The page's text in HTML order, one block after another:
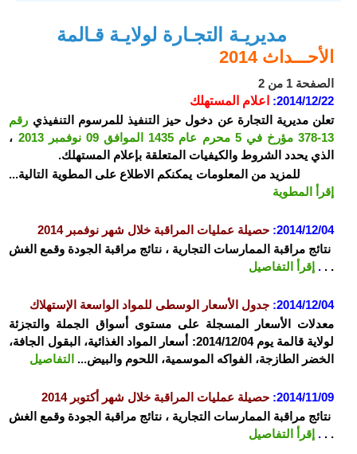
مديريـة التجـارة لولايـة قـالمة
الأحـــداث 2014
الصفحة 1 من 2
2014/12/22:
اعلام المستهلك
تعلن مديرية التجارة عن دخول حيز التنفيذ للمرسوم التنفيذي رقم
13-378 مؤرخ في 5 محرم عام 1435 الموافق 09 نوفمبر 2013
،
الذي يحدد الشروط والكيفيات المتعلقة بإعلام المستهلك.
للمزيد من المعلومات يمكنكم الاطلاع على المطوية التالية...
إقرأ المطوية
2014/12/04: حصيلة عمليات المراقبة خلال شهر نوفمبر 2014
نتائج مراقبة الممارسات التجارية ، نتائج مراقبة الجودة وقمع الغش
. .
. إقرأ التفاصيل
2014/12/04
: جدول الأسعار الوسطى للمواد الواسعة الإستهلاك
معدلات الأسعار المسجلة على مستوى أسواق الجملة والتجزئة
لولاية قالمة يوم 2014/12/04: أسعار المواد الغذائية، البقول الجافة،
الخضر الطازجة، الفواكه الموسمية، اللحوم والبيض... التفاصيل
2014/11/09: حصيلة عمليات المراقبة خلال شهر أكتوبر 2014
نتائج مراقبة الممارسات التجارية ، نتائج مراقبة الجودة وقمع الغش
. .
. إقرأ التفاصيل